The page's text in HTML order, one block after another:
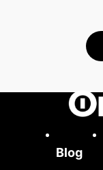
Blog